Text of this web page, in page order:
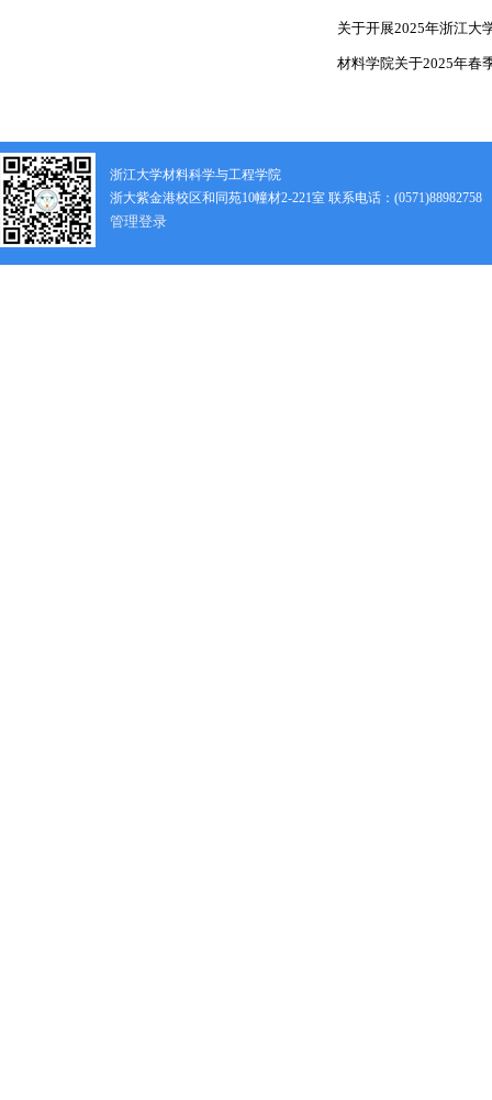
关于开展2025年浙江大
材料学院关于2025年春
浙江大学材料科学与工程学院
浙大紫金港校区和同苑10幢材2-221室 联系电话：(0571)88982758
管理登录